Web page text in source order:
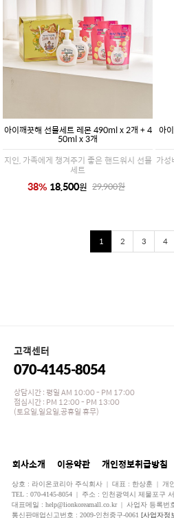
아이깨끗해 선물세트 레몬 490ml x 2개 + 4
50ml x 3개
지인, 가족에게 챙겨주기 좋은 핸드워시 선물
세트
38% 18,500원 29,900원
아
가
1 2 3 4
고객센터
070-4145-8054
상담시간 : 평일 AM 10:00 - PM 17:00
점심시간 : PM 12:00 - PM 13:00
(토요일,일요일,공휴일 휴무)
회사소개 이용약관 개인정보취급방침
상호 : 라이온코리아 주식회사 | 대표 : 한상훈 | 개
TEL : 070-4145-8054 | 주소 : 인천광역시 제물포구
대표메일 : help@lionkoreamall.co.kr | 사업자 등록번
통신판매업신고번호 : 2009-인천중구-0061 [사업자정